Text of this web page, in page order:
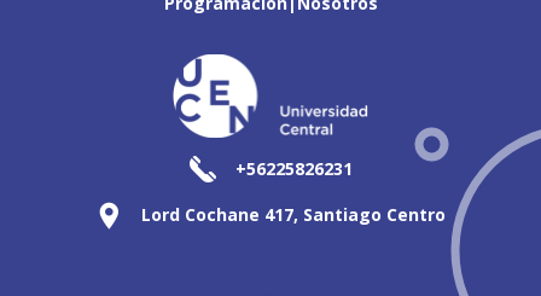
+56225826231
Lord Cochane 417, Santiago Centro